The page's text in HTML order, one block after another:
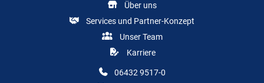
Über uns
Services und Partner-Konzept
Unser Team
Karriere
06432 9517-0